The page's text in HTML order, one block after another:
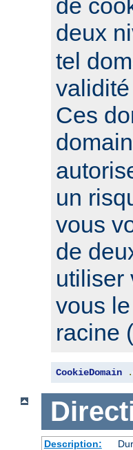
de
deux
tel
Ces
un
vous
de
utiliser
vous
racine
CookieDomain .
Description: